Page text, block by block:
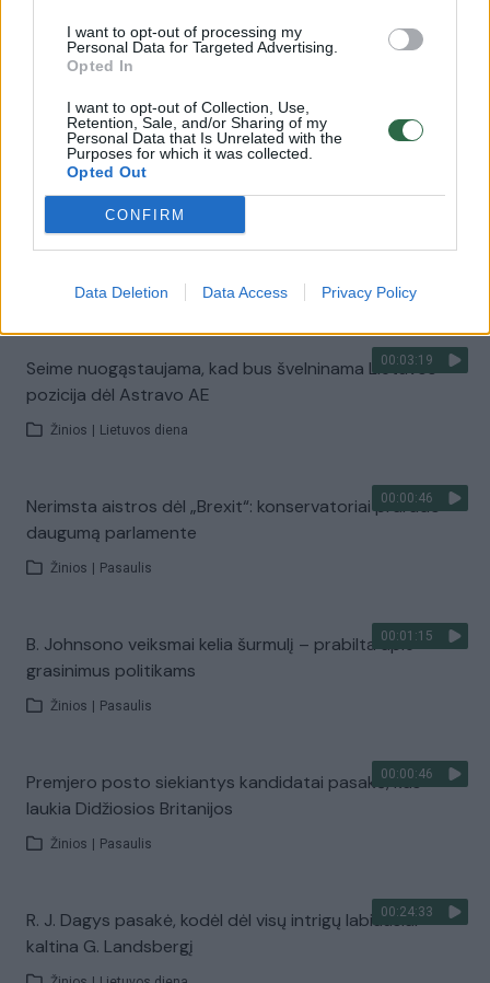
I want to opt-out of processing my
Personal Data for Targeted Advertising.
Opted In
I want to opt-out of Collection, Use,
Retention, Sale, and/or Sharing of my
Personal Data that Is Unrelated with the
Purposes for which it was collected.
Opted Out
CONFIRM
Data Deletion Data Access Privacy Policy
kritikos strėlės valdantiesiems
Žinios | Lietuvos diena
Prezidento rūpestis R. Masiuliu stebina G. Landsbergį ir
politologus
Žinios | Lietuvos diena
00:03:19
Seime nuogąstaujama, kad bus švelninama Lietuvos
pozicija dėl Astravo AE
Žinios Lietuvos diena
00:00:46
Nerimsta aistros dėl „Brexit“: konservatoriai prarado
daugumą parlamente
Žinios Pasaulis
00:01:15
B. Johnsono veiksmai kelia šurmulį – prabilta apie
grasinimus politikams
Žinios Pasaulis
00:00:46
Premjero posto siekiantys kandidatai pasakė, kas
laukia Didžiosios Britanijos
Žinios Pasaulis
00:24:33
R. J. Dagys pasakė, kodėl dėl visų intrigų labiausiai
kaltina G. Landsbergį